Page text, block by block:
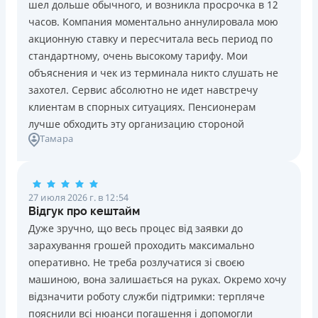
Погашение
В кассах и терминалах отделений
Оплата на расчетный счёт
Онлайн (через сайт или интернет-банкинг)
Через терминалы самообслуживания
Лицензия НБУ
Лицензия НБУ №10
Вся информация о кредите
ПОЛУЧИТЬ ЗАЙМ
Возраст
18 - 70 лет
Преимущества
Сниженная процентная ставка 0,01% в день для
новых клиентов на период от 3 до 30 дней (после
этого стандартная ставка 1%)
Запрашиваются только данные паспорта, ИНН, номер
банковской карты и телефона
проблемной кредитной историей.
Переводятся деньги на банковскую карту сразу после
подписания электронного договора о предоставлении
кредита
Дарятся скидки до -99% постоянным клиентам на
будущие кредиты согласно программе лояльности
Программа лояльности для постоянных клиентов
Круглосуточная поддержка в Viber, Telegram,
шел дольше обычного, и возникла просрочка в 12
часов. Компания моментально аннулировала мою
акционную ставку и пересчитала весь период по
стандартному, очень высокому тарифу. Мои
объяснения и чек из терминала никто слушать не
захотел. Сервис абсолютно не идет навстречу
клиентам в спорных ситуациях. Пенсионерам
лучше обходить эту организацию стороной
Тамара
27 июля 2026 г. в 12:54
Відгук про кештайм
Дуже зручно, що весь процес від заявки до
зарахування грошей проходить максимально
оперативно. Не треба розлучатися зі своєю
машиною, вона залишається на руках. Окремо хочу
відзначити роботу служби підтримки: терпляче
пояснили всі нюанси погашення і допомогли